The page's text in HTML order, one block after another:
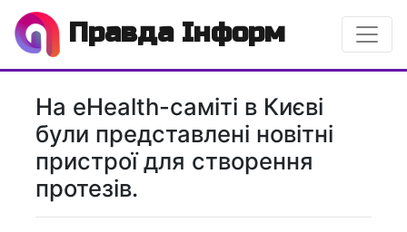
Правда Інформ
На eHealth-саміті в Києві
були представлені новітні
пристрої для створення
протезів.